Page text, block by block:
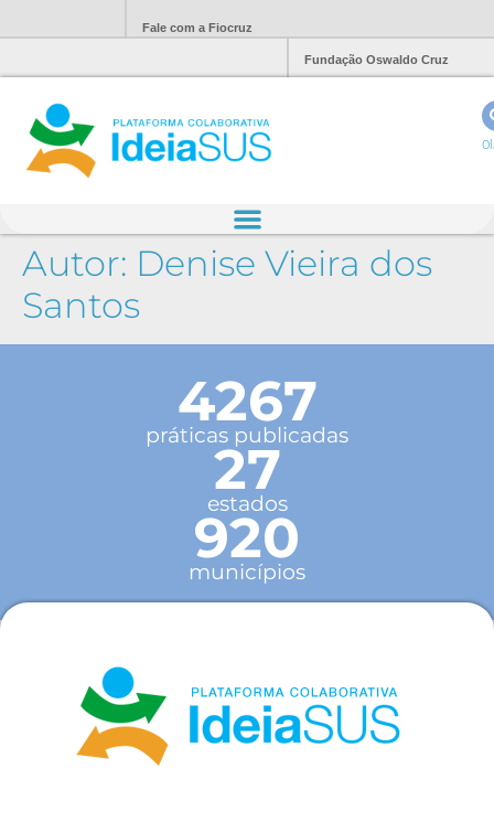
Fale com a Fiocruz
Fundação Oswaldo Cruz
Autor: Denise Vieira dos
Santos
4267
práticas publicadas
27
estados
920
municípios